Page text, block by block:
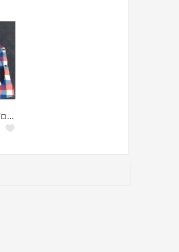
かーなー888様 エプロン 保育士